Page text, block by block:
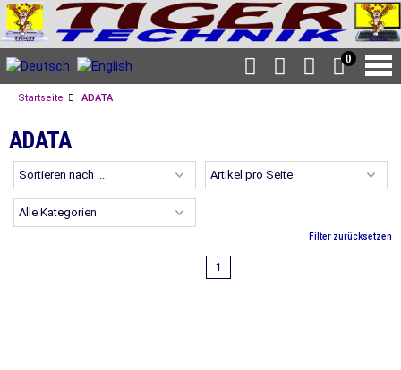
0
Startseite ADATA
ADATA
Filter zurücksetzen
1